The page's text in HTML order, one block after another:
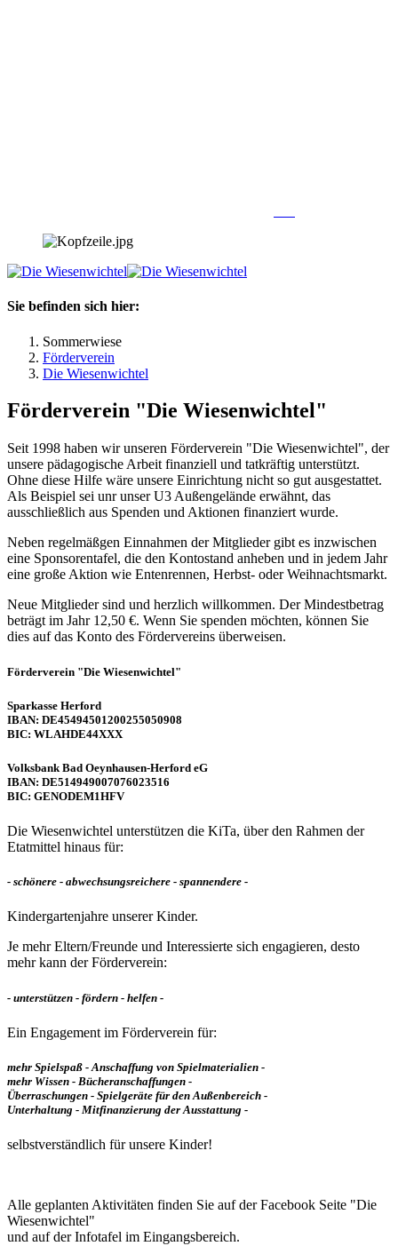
Sie befinden sich hier:
Sommerwiese
Förderverein
Die Wiesenwichtel
Förderverein "Die Wiesenwichtel"
Seit 1998 haben wir unseren Förderverein "Die Wiesenwichtel", der
unsere pädagogische Arbeit finanziell und tatkräftig unterstützt.
Ohne diese Hilfe wäre unsere Einrichtung nicht so gut ausgestattet.
Als Beispiel sei unr unser U3 Außengelände erwähnt, das
ausschließlich aus Spenden und Aktionen finanziert wurde.
Neben regelmäßgen Einnahmen der Mitglieder gibt es inzwischen
eine Sponsorentafel, die den Kontostand anheben und in jedem Jahr
eine große Aktion wie Entenrennen, Herbst- oder Weihnachtsmarkt.
Neue Mitglieder sind und herzlich willkommen. Der Mindestbetrag
beträgt im Jahr 12,50 €. Wenn Sie spenden möchten, können Sie
dies auf das Konto des Fördervereins überweisen.
Förderverein "Die Wiesenwichtel"
Sparkasse Herford
IBAN: DE45494501200255050908
BIC: WLAHDE44XXX
Volksbank Bad Oeynhausen-Herford eG
IBAN: DE514949007076023516
BIC: GENODEM1HFV
Die Wiesenwichtel unterstützen die KiTa, über den Rahmen der
Etatmittel hinaus für:
- schönere - abwechsungsreichere - spannendere -
Kindergartenjahre unserer Kinder.
Je mehr Eltern/Freunde und Interessierte sich engagieren, desto
mehr kann der Förderverein:
- unterstützen - fördern - helfen -
Ein Engagement im Förderverein für:
mehr Spielspaß - Anschaffung von Spielmaterialien -
mehr Wissen - Bücheranschaffungen -
Überraschungen - Spielgeräte für den Außenbereich -
Unterhaltung - Mitfinanzierung der Ausstattung -
selbstverständlich für unsere Kinder!
Alle geplanten Aktivitäten finden Sie auf der Facebook Seite "Die
Wiesenwichtel"
und auf der Infotafel im Eingangsbereich.